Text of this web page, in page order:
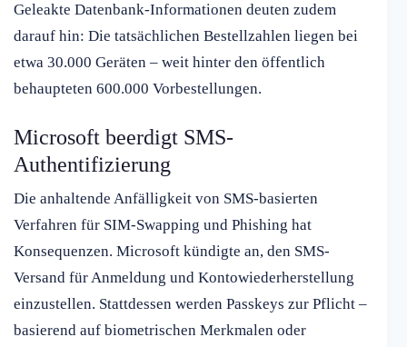
Geleakte Datenbank-Informationen deuten zudem
darauf hin: Die tatsächlichen Bestellzahlen liegen bei
etwa 30.000 Geräten – weit hinter den öffentlich
behaupteten 600.000 Vorbestellungen.
Microsoft beerdigt SMS-
Authentifizierung
Die anhaltende Anfälligkeit von SMS-basierten
Verfahren für SIM-Swapping und Phishing hat
Konsequenzen. Microsoft kündigte an, den SMS-
Versand für Anmeldung und Kontowiederherstellung
einzustellen. Stattdessen werden Passkeys zur Pflicht –
basierend auf biometrischen Merkmalen oder